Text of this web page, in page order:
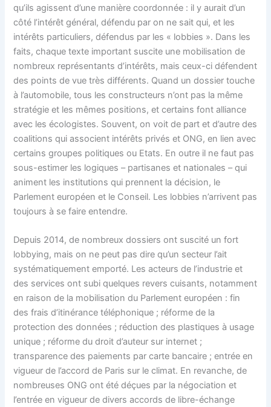
qu’ils agissent d’une manière coordonnée : il y aurait d’un
côté l’intérêt général, défendu par on ne sait qui, et les
intérêts particuliers, défendus par les « lobbies ». Dans les
faits, chaque texte important suscite une mobilisation de
nombreux représentants d’intérêts, mais ceux-ci défendent
des points de vue très différents. Quand un dossier touche
à l’automobile, tous les constructeurs n’ont pas la même
stratégie et les mêmes positions, et certains font alliance
avec les écologistes. Souvent, on voit de part et d’autre des
coalitions qui associent intérêts privés et ONG, en lien avec
certains groupes politiques ou Etats. En outre il ne faut pas
sous-estimer les logiques – partisanes et nationales – qui
animent les institutions qui prennent la décision, le
Parlement européen et le Conseil. Les lobbies n’arrivent pas
toujours à se faire entendre.
Depuis 2014, de nombreux dossiers ont suscité un fort
lobbying, mais on ne peut pas dire qu’un secteur l’ait
systématiquement emporté. Les acteurs de l’industrie et
des services ont subi quelques revers cuisants, notamment
en raison de la mobilisation du Parlement européen : fin
des frais d’itinérance téléphonique ; réforme de la
protection des données ; réduction des plastiques à usage
unique ; réforme du droit d’auteur sur internet ;
transparence des paiements par carte bancaire ; entrée en
vigueur de l’accord de Paris sur le climat. En revanche, de
nombreuses ONG ont été déçues par la négociation et
l’entrée en vigueur de divers accords de libre-échange